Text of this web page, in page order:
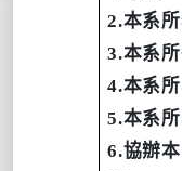
2.本系
3.本系
4.本系
5.本系
6.協辦